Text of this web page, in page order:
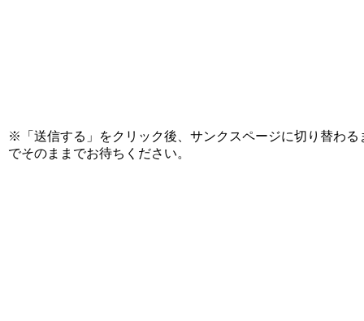
※「送信する」をクリック後、サンクスページに切り替わる
でそのままでお待ちください。